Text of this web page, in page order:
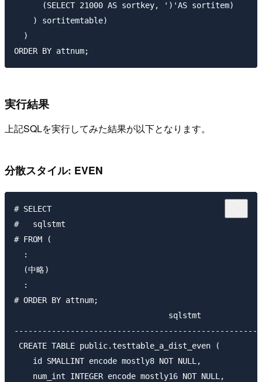
      (SELECT 21000 AS sortkey, ')'AS sortitem)
    ) sortitemtable)
  )
実行結果
上記SQLを実行してみた結果が以下となります。
分散スタイル: EVEN
# SELECT
#   sqlstmt
# FROM (
  :
  (中略)
  :
# ORDER BY attnum;
CREATE TABLE public.testtable_a_dist_even (
    id SMALLINT encode mostly8 NOT NULL,
    num_int INTEGER encode mostly16 NOT NULL,